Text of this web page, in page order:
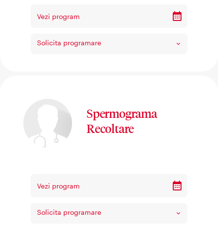
Vezi program
Solicita programare
Spermograma
Recoltare
Vezi program
Solicita programare